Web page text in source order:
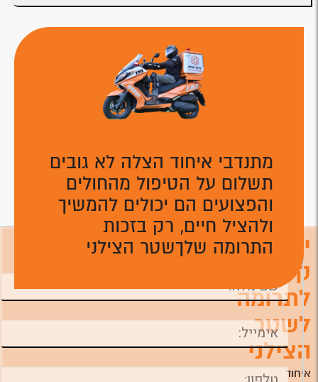
מתנדבי איחוד הצלה לא גובים
תשלום על הטיפול מהחולים
והפצועים הם יכולים להמשיך
ולהציל חיים, רק בזכות
התרומה שלךשטר הצילנייצירת
קשר
לתרומה
לשטר
הצילני
איחוד
השאירו פרטים ונחזור אליכם טלפונית לביצוע